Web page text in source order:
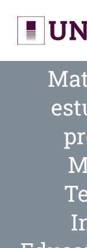
content